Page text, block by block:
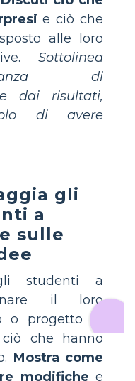
e ciò che
alle loro
Sottolinea
di
dai risultati,
di avere
gli
a
sulle
studenti a
il loro
o progetto in
che hanno
Mostra come
modifiche e